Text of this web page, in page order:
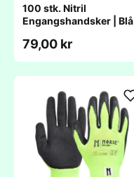
100 stk. Nitril
Engangshandsker | Blå
79,00 kr